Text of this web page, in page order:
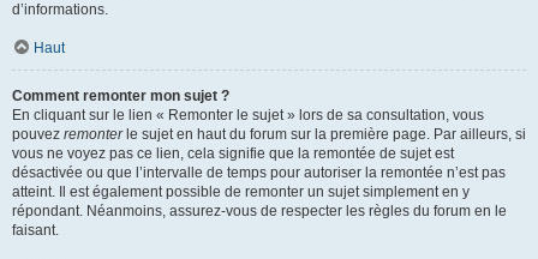
d’informations.
Haut
Comment remonter mon sujet ?
En cliquant sur le lien « Remonter le sujet » lors de sa consultation, vous
pouvez remonterle sujet en haut du forum sur la première page. Par ailleurs, si
vous ne voyez pas ce lien, cela signifie que la remontée de sujet est
désactivée ou que l’intervalle de temps pour autoriser la remontée n’est pas
atteint. Il est également possible de remonter un sujet simplement en y
répondant. Néanmoins, assurez-vous de respecter les règles du forum en le
faisant.